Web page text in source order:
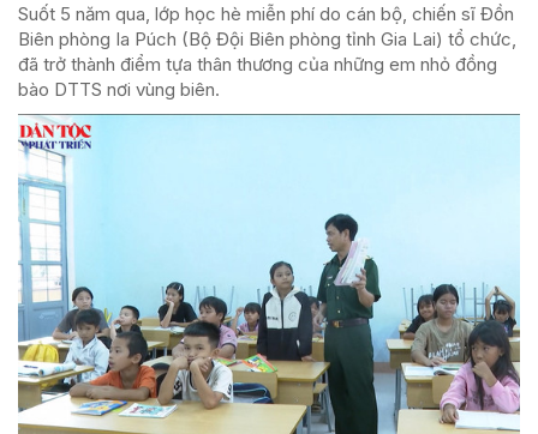
Suốt 5 năm qua, lớp học hè miễn phí do cán bộ, chiến sĩ Đồn
Biên phòng Ia Púch (Bộ Đội Biên phòng tỉnh Gia Lai) tổ chức,
đã trở thành điểm tựa thân thương của những em nhỏ đồng
bào DTTS nơi vùng biên.